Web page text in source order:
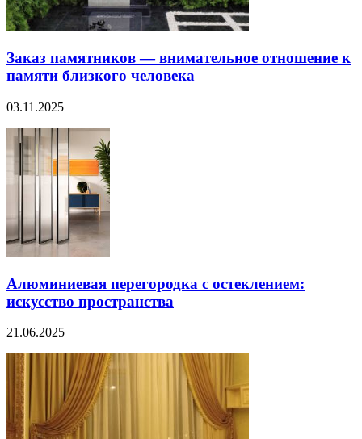
Заказ памятников — внимательное отношение к
памяти близкого человека
03.11.2025
Алюминиевая перегородка с остеклением:
искусство пространства
21.06.2025